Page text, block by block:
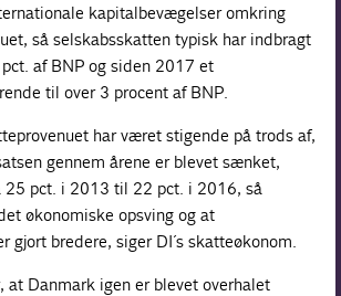
kapitalbevægelser omkring
så selskabsskatten typisk har indbragt
af BNP og siden 2017 et
til over 3 procent af BNP.
har været stigende på trods af,
gennem årene er blevet sænket,
25 pct. i 2013 til 22 pct. i 2016, så
økonomiske opsving og at
gjort bredere, siger DI´s skatteøkonom.
at Danmark igen er blevet overhalet